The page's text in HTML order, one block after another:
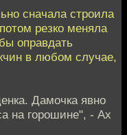
сначала строила
резко меняла
оправдать
в любом случае,
Дамочка явно
на горошине", - Ах